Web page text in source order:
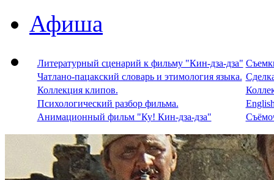
Афиша
Литературный сценарий к фильму "Кин-дза-дза"
Чатлано-пацакский словарь и этимология языка.
Коллекция клипов.
Психологический разбор фильма.
Анимационный фильм "Ку! Кин-дза-дза"